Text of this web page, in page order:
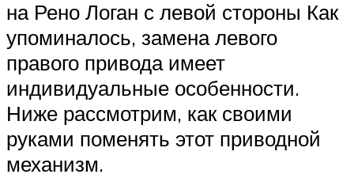
на Рено Логан с левой стороны Как
упоминалось, замена левого
правого привода имеет
индивидуальные особенности.
Ниже рассмотрим, как своими
руками поменять этот приводной
механизм.